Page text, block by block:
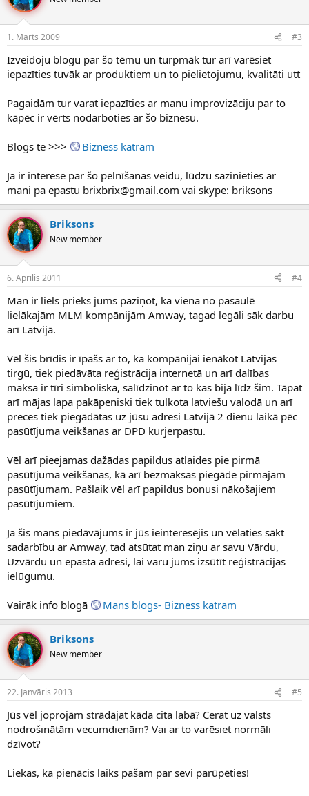
1. Marts 2009 #3
Izveidoju blogu par šo tēmu un turpmāk tur arī varēsiet
iepazīties tuvāk ar produktiem un to pielietojumu, kvalitāti utt
Pagaidām tur varat iepazīties ar manu improvizāciju par to
kāpēc ir vērts nodarboties ar šo biznesu.
Blogs te >>> Bizness katram
Ja ir interese par šo pelnīšanas veidu, lūdzu sazinieties ar
mani pa epastu brixbrix@gmail.com vai skype: briksons
Briksons
New member
6. Aprīlis 2011 #4
Man ir liels prieks jums paziņot, ka viena no pasaulē
lielākajām MLM kompānijām Amway, tagad legāli sāk darbu
arī Latvijā.
Vēl šis brīdis ir īpašs ar to, ka kompānijai ienākot Latvijas
tirgū, tiek piedāvāta reģistrācija internetā un arī dalības
maksa ir tīri simboliska, salīdzinot ar to kas bija līdz šim. Tāpat
arī mājas lapa pakāpeniski tiek tulkota latviešu valodā un arī
preces tiek piegādātas uz jūsu adresi Latvijā 2 dienu laikā pēc
pasūtījuma veikšanas ar DPD kurjerpastu.
Vēl arī pieejamas dažādas papildus atlaides pie pirmā
pasūtījuma veikšanas, kā arī bezmaksas piegāde pirmajam
pasūtījumam. Pašlaik vēl arī papildus bonusi nākošajiem
pasūtījumiem.
Ja šis mans piedāvājums ir jūs ieinteresējis un vēlaties sākt
sadarbību ar Amway, tad atsūtat man ziņu ar savu Vārdu,
Uzvārdu un epasta adresi, lai varu jums izsūtīt reģistrācijas
ielūgumu.
Vairāk info blogā Mans blogs- Bizness katram
Briksons
New member
22. Janvāris 2013 #5
Jūs vēl joprojām strādājat kāda cita labā? Cerat uz valsts
nodrošinātām vecumdienām? Vai ar to varēsiet normāli
dzīvot?
Liekas, ka pienācis laiks pašam par sevi parūpēties!